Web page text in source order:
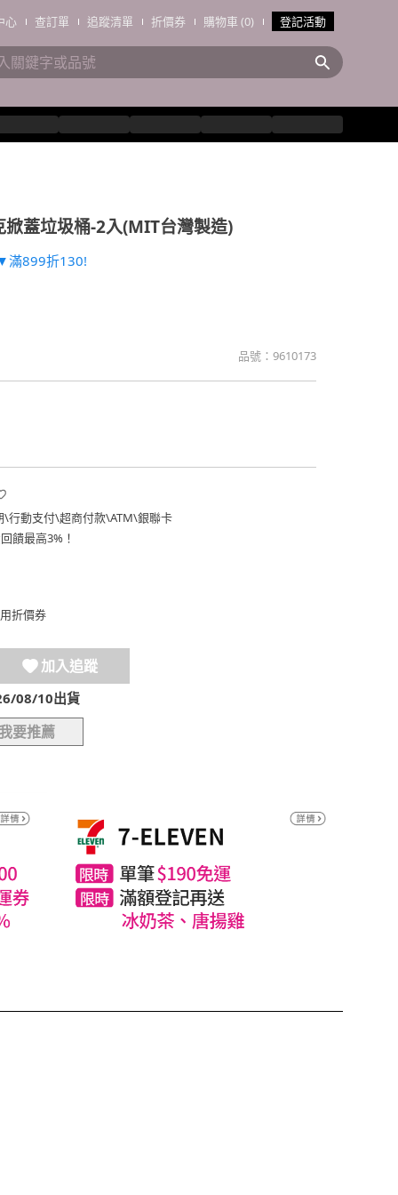
心 查訂單 追蹤清單 折價券 購物車 (0) 登記活動
掀蓋垃圾桶-2入(MIT台灣製造)
滿899折130!
品號： 9610173
\行動支付\超商付款\ATM\銀聯卡
饋最高3%！
折價券
加入追蹤
08/10出貨
我要推薦